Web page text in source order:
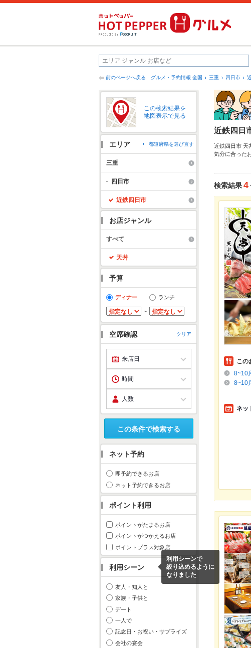
前のページへ戻る グルメ・予約情報 全国 三重 四日市
この検索結果を
地図表示で見る
エリア 都道府県を選び直す
三重
四日市
近鉄四日市
お店ジャンル
すべて
天丼
予算
ディナー ランチ
～
空席確認 クリア
この条件で検索する
ネット予約
即予約できるお店
ネット予約できるお店
ポイント利用
ポイントがたまるお店
ポイントがつかえるお店
ポイントプラス対象店
利用シーン
利用シーンで
絞り込めるように
なりました
友人・知人と
家族・子供と
デート
一人で
記念日・お祝い・サプライズ
会社の宴会
近鉄四日
近鉄四日市 天
気分に合った
検索結果4
この
8~10
8~10
ネッ